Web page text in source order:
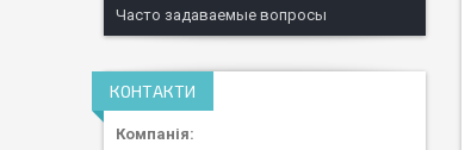
Часто задаваемые вопросы
КОНТАКТИ